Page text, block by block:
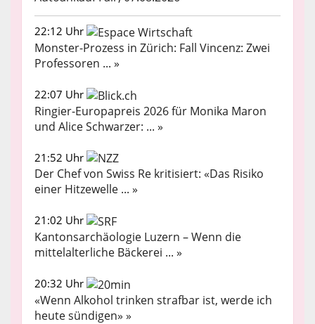
22:12 Uhr
Monster-Prozess in Zürich: Fall Vincenz: Zwei
Professoren ... »
22:07 Uhr
Ringier-Europapreis 2026 für Monika Maron
und Alice Schwarzer: ... »
21:52 Uhr
Der Chef von Swiss Re kritisiert: «Das Risiko
einer Hitzewelle ... »
21:02 Uhr
Kantonsarchäologie Luzern – Wenn die
mittelalterliche Bäckerei ... »
20:32 Uhr
«Wenn Alkohol trinken strafbar ist, werde ich
heute sündigen» »